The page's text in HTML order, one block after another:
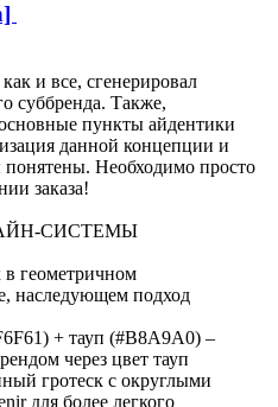
и все, сгенерировал
суббренда. Также,
пункты айдентики
данной концепции и
Необходимо просто
заказа!
СИСТЕМЫ
геометричном
наследующем подход
+ тауп (#B8A9A0) –
через цвет тауп
гротеск с округлыми
для более легкого